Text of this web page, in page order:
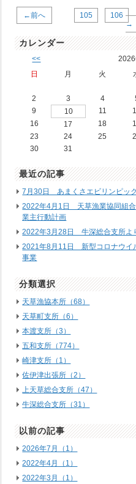
←前へ 105 106
→
カレンダー
<< 2026
日 月 火
2
3 4
9
10 11
16
17 18
23
24 25
30
31
最近の記事
7月30日 あまくさエビリンピッ
2022年4月1日 天草漁業協同組
業主行動計画
2022年3月28日 牛深総合支所よ
2021年8月11日 新型コロナウイ
事業
分類選択
天草漁協本所（68）
天草町支所（6）
本渡支所（3）
五和支所（774）
崎津支所（1）
佐伊津出張所（2）
上天草総合支所（47）
牛深総合支所（31）
以前の記事
2026年7月（1）
2022年4月（1）
2022年3月（1）